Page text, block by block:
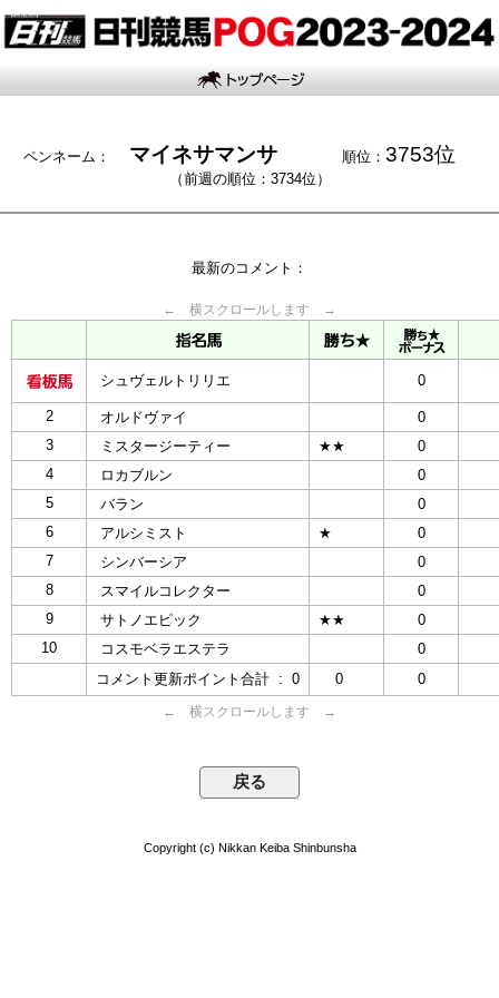
ペンネーム： マイネサマンサ 順位： 3753位
（前週の順位：3734位）
最新のコメント：
← 横スクロールします →
シュヴェルトリリエ 0
2 オルドヴァイ
0
3
ミスタージーティー ★★
0
4
ロカブルン
0
5
バラン
0
6
アルシミスト ★
0
7
シンバーシア
0
8
スマイルコレクター
0
9
サトノエピック ★★
0
10
コスモベラエステラ
0
コメント更新ポイント合計 : 0
0 0
← 横スクロールします →
Copyright (c) Nikkan Keiba Shinbunsha